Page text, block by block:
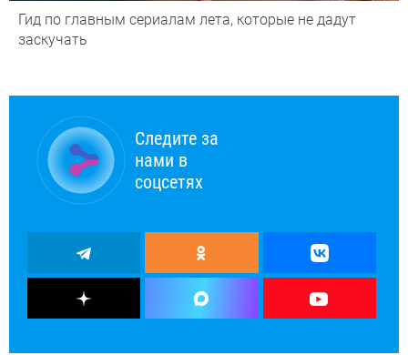
Гид по главным сериалам лета, которые не дадут
заскучать
Следите за
нами в
соцсетях